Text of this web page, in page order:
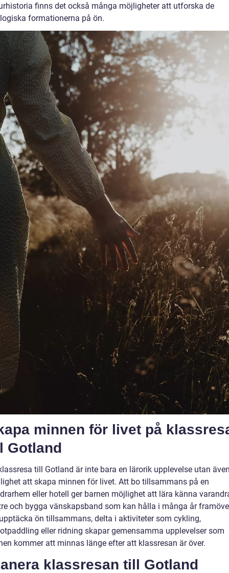
finns det också många möjligheter att utforska de
formationerna på ön.
minnen för livet på
Gotland
till Gotland är inte bara en lärorik upplevelse utan
att skapa minnen för livet. Att bo tillsammans på en
eller hotell ger barnen möjlighet att lära känna
och bygga vänskapsband som kan hålla i många år
ön tillsammans, delta i aktiviteter som cykling,
eller ridning skapar gemensamma upplevelser som
kommer att minnas länge efter att klassresan är över.
klassresan till Gotland